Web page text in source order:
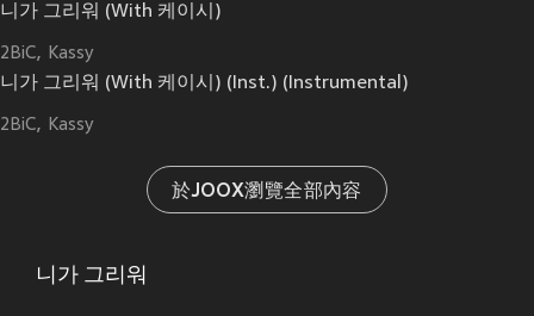
니가 그리워 (With 케이시)
2BiC Kassy
니가 그리워 (With 케이시) (Inst.) (Instrumental)
2BiC Kassy
於JOOX瀏覽全部內容
니가 그리워